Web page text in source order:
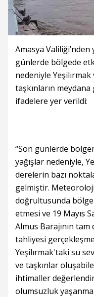
Amasya Valiliği’nden
günlerde bölgede
nedeniyle
taşkınların
ifadelere yer verildi:
“Son günlerde
yağışlar nedeniyle,
derelerin bazı
gelmiştir.
doğrultusunda
etmesi ve 19 Mayıs
Almus Barajının
tahliyesi
Yeşilırmak'taki su
ve taşkınlar
ihtimaller
olumsuzluk